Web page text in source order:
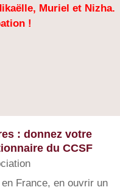
Muriel et Nizha.
!
: donnez votre
du CCSF
France, en ouvrir un